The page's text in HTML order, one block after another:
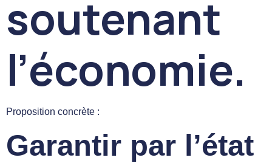
soutenant
l’économie.
Proposition concrète :
Garantir par l’état